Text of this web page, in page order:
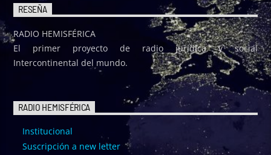
RESEÑA
RADIO HEMISFÉRICA
El primer proyecto de radio jurídica y social
Intercontinental del mundo.
RADIO HEMISFÉRICA
Institucional
Suscripción a new letter